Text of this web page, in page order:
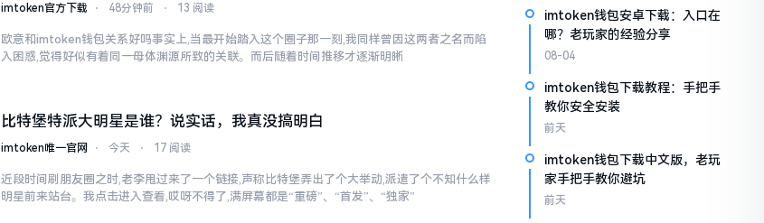
imtoken官方下载 ⋅ 48分钟前 ⋅ 13 阅读
欧意和imtoken钱包关系好吗事实上,当最开始踏入这个圈子那一刻,我同样曾因这两者之名而陷
入困惑,觉得好似有着同一母体渊源所致的关联。而后随着时间推移才逐渐明晰
比特堡特派大明星是谁？说实话，我真没搞明白
imtoken唯一官网 ⋅ 今天 ⋅ 17 阅读
近段时间刷朋友圈之时,老李甩过来了一个链接,声称比特堡弄出了个大举动,派遣了个不知什么样
明星前来站台。我点击进入查看,哎呀不得了,满屏幕都是“重磅”、“首发”、“独家”
imtoken钱包安卓下载：入口在
哪？老玩家的经验分享
08-04
imtoken钱包下载教程：手把手
教你安全安装
前天
imtoken钱包下载中文版，老玩
家手把手教你避坑
前天